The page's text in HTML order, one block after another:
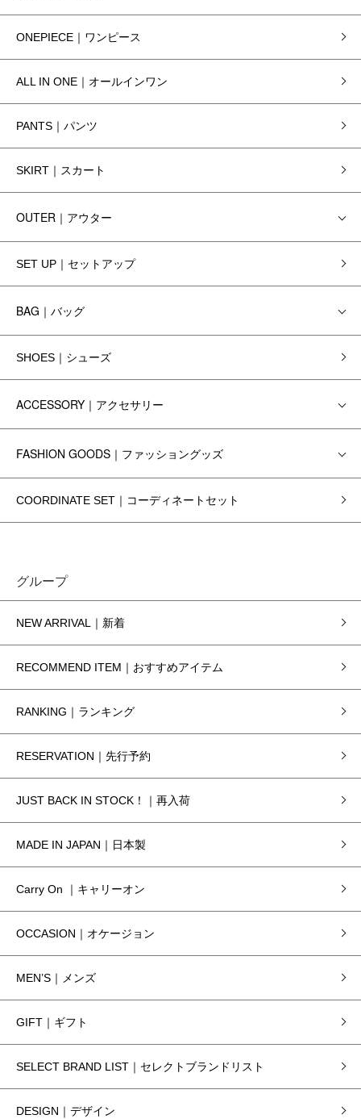
ONEPIECE｜ワンピース
ALL IN ONE｜オールインワン
PANTS｜パンツ
SKIRT｜スカート
OUTER｜アウター
SET UP｜セットアップ
BAG｜バッグ
SHOES｜シューズ
ACCESSORY｜アクセサリー
FASHION GOODS｜ファッショングッズ
COORDINATE SET｜コーディネートセット
グループ
NEW ARRIVAL｜新着
RECOMMEND ITEM｜おすすめアイテム
RANKING｜ランキング
RESERVATION｜先行予約
JUST BACK IN STOCK！｜再入荷
MADE IN JAPAN｜日本製
Carry On ｜キャリーオン
OCCASION｜オケージョン
MEN’S｜メンズ
GIFT｜ギフト
SELECT BRAND LIST｜セレクトブランドリスト
DESIGN｜デザイン